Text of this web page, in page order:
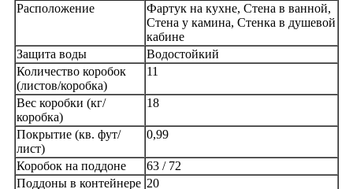
Расположение
Фартук на кухне, Стена в ванной,
Стена у камина, Стенка в душевой
кабине
Защита воды
Водостойкий
Количество коробок
(листов/коробка)
11
Вес коробки (кг/
коробка)
18
Покрытие (кв. фут/
лист)
0,99
Коробок на поддоне
63 / 72
Поддоны в контейнере 20